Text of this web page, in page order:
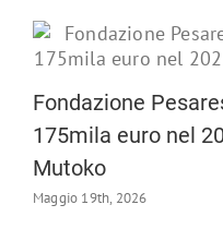
Fondazione
175mila euro nel
Mutoko
Maggio 19th, 2026